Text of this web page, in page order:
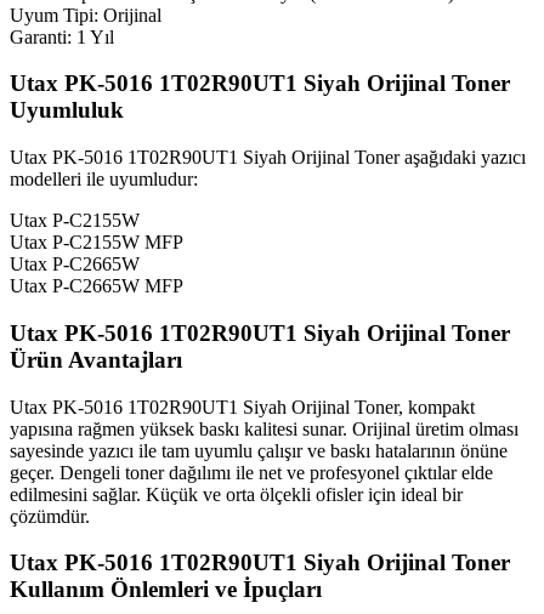
Uyum Tipi: Orijinal
Garanti: 1 Yıl
Utax PK-5016 1T02R90UT1 Siyah Orijinal Toner
Uyumluluk
Utax PK-5016 1T02R90UT1 Siyah Orijinal Toner aşağıdaki yazıcı
modelleri ile uyumludur:
Utax P-C2155W
Utax P-C2155W MFP
Utax P-C2665W
Utax P-C2665W MFP
Utax PK-5016 1T02R90UT1 Siyah Orijinal Toner
Ürün Avantajları
Utax PK-5016 1T02R90UT1 Siyah Orijinal Toner, kompakt
yapısına rağmen yüksek baskı kalitesi sunar. Orijinal üretim olması
sayesinde yazıcı ile tam uyumlu çalışır ve baskı hatalarının önüne
geçer. Dengeli toner dağılımı ile net ve profesyonel çıktılar elde
edilmesini sağlar. Küçük ve orta ölçekli ofisler için ideal bir
çözümdür.
Utax PK-5016 1T02R90UT1 Siyah Orijinal Toner
Kullanım Önlemleri ve İpuçları